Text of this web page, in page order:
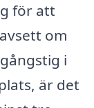
för att
om
i
är det